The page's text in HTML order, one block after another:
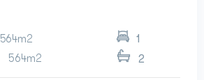
564m2
1
564m2
2